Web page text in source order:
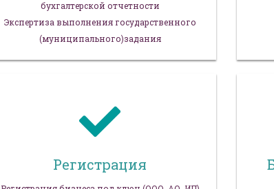
бухгалтерской отчетности
Экспертиза выполнения государственного
(муниципального)задания
Регистрация